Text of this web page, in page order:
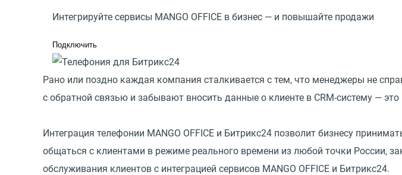
Интегрируйте сервисы MANGO OFFICE в бизнес — и повышайте продажи
Подключить
Рано или поздно каждая компания сталкивается с тем, что менеджеры не
с обратной связью и забывают вносить данные о клиенте в CRM-систему —
Интеграция телефонии MANGO OFFICE и Битрикс24 позволит бизнесу
общаться с клиентами в режиме реального времени из любой точки России,
обслуживания клиентов с интеграцией сервисов MANGO OFFICE и Битрикс24.